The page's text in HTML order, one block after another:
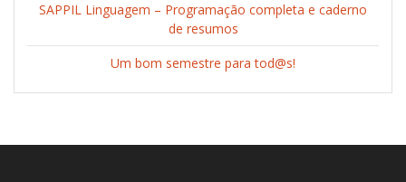
SAPPIL Linguagem – Programação completa e caderno
de resumos
Um bom semestre para tod@s!